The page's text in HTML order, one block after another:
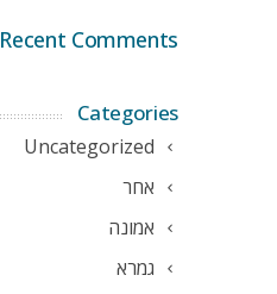
Recent Comments
Categories
Uncategorized
אחר
אמונה
גמרא